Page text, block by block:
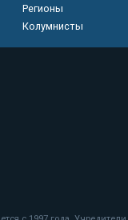
Регионы
Колумнисты